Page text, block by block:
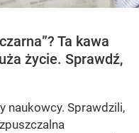
Ta kawa
życie. Sprawdź,
naukowcy. Sprawdzili,